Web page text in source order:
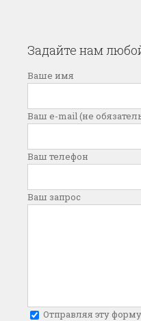
Задайте нам
Ваше имя
Ваш e-mail (не
Ваш телефон
Ваш запрос
Отправляя эту